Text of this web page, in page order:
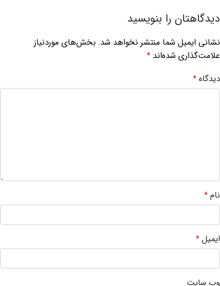
دیدگاهتان را بنویسید
نشانی ایمیل شما منتشر نخواهد شد. بخش‌های موردنیاز
علامت‌گذاری شده‌اند *
دیدگاه *
نام *
ایمیل *
وب‌ سایت